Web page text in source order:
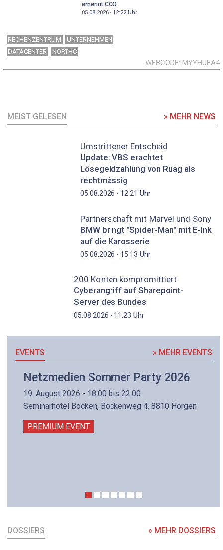
ernennt CCO
05.08.2026 - 12:22Uhr
RECHENZENTRUM
UNTERNEHMEN
DATACENTER
NORTHC
WEBCODE MYYHUEA4
MEIST GELESEN » MEHR NEWS
Umstrittener Entscheid
Update: VBS erachtet
Lösegeldzahlung von Ruag als
rechtmässig
05.08.2026 - 12:21 Uhr
Partnerschaft mit Marvel und Sony
BMW bringt "Spider-Man" mit E-Ink
auf die Karosserie
05.08.2026 - 15:13 Uhr
200 Konten kompromittiert
Cyberangriff auf Sharepoint-
Server des Bundes
05.08.2026 - 11:23 Uhr
EVENTS » MEHR EVENTS
Netzmedien Sommer Party 2026
19. August 2026 - 18:00 bis 22:00
Seminarhotel Bocken, Bockenweg 4, 8810 Horgen
PREMIUM EVENT
DOSSIERS » MEHR DOSSIERS